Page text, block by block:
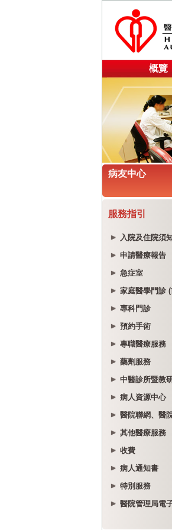
概覽
病友中心
服務指引
入院及住院須
申請醫療報告
急症室
家庭醫學門診
專科門診
預約手術
專職醫療服務
藥劑服務
中醫診所暨教
病人資源中心
醫院聯網、醫
其他醫療服務
收費
病人通知書
特別服務
醫院管理局電